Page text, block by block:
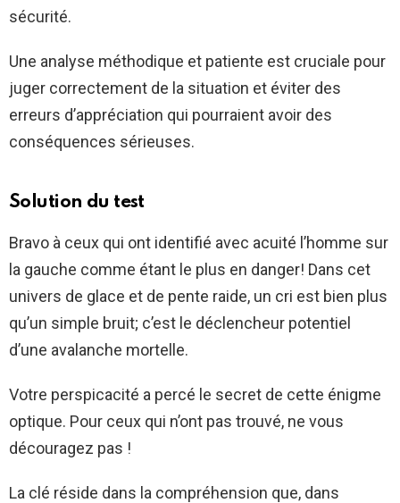
sécurité.
Une analyse méthodique et patiente est cruciale pour
juger correctement de la situation et éviter des
erreurs d’appréciation qui pourraient avoir des
conséquences sérieuses.
Solution du test
Bravo à ceux qui ont identifié avec acuité l’homme sur
la gauche comme étant le plus en danger! Dans cet
univers de glace et de pente raide, un cri est bien plus
qu’un simple bruit; c’est le déclencheur potentiel
d’une avalanche mortelle.
Votre perspicacité a percé le secret de cette énigme
optique. Pour ceux qui n’ont pas trouvé, ne vous
découragez pas !
La clé réside dans la compréhension que, dans